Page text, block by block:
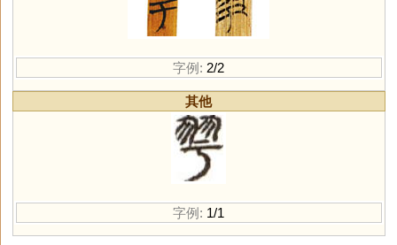
字例: 2/2
其他
字例: 1/1